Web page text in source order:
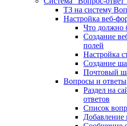
ТЗ на систему
Настройка веб-
Что должно
Создание
полей
Настройка
Создание
Почтовый
Вопросы и ответы
Раздел на
ответов
Список
Добавление